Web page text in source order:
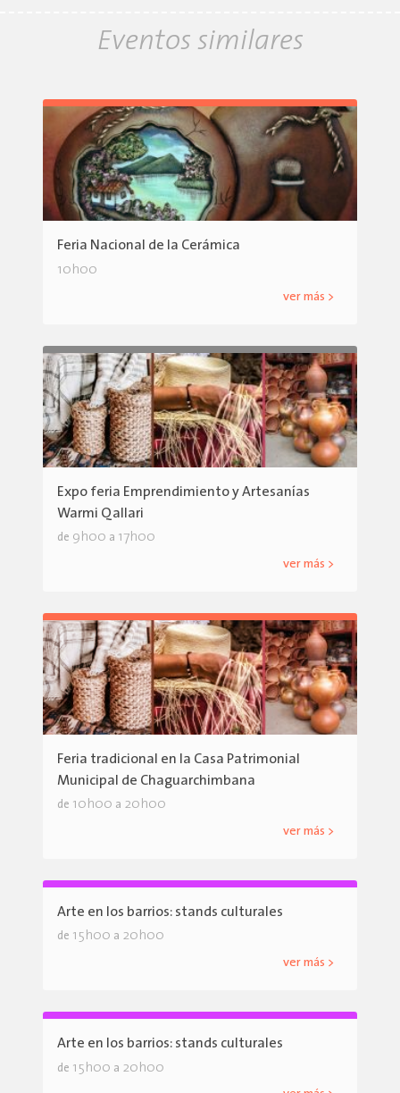
Eventos similares
Feria Nacional de la Cerámica
10h00
ver más >
Expo feria Emprendimiento y Artesanías
Warmi Qallari
de 9h00 a 17h00
ver más >
Feria tradicional en la Casa Patrimonial
Municipal de Chaguarchimbana
de 10h00 a 20h00
ver más >
Arte en los barrios: stands culturales
de 15h00 a 20h00
ver más >
Arte en los barrios: stands culturales
de 15h00 a 20h00